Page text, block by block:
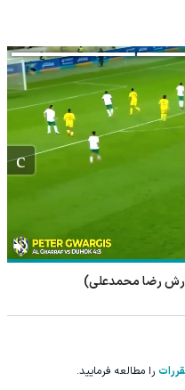
رضا محمدعلی)
را مطالعه فرمایید.